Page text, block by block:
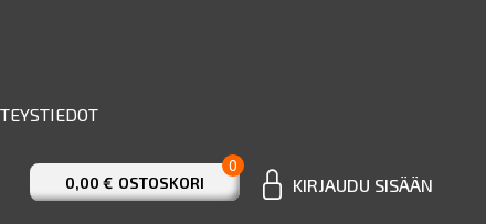
0,00 € OSTOSKORI
0
KIRJAUDU SISÄÄN